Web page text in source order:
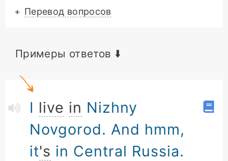
+ Перевод вопросов
Примеры ответов ⬇️
I live in Nizhny
Novgorod. And hmm,
it's in Central Russia.